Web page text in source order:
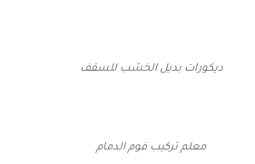
ديكورات بديل الخشب للسقف
معلم تركيب فوم الدمام